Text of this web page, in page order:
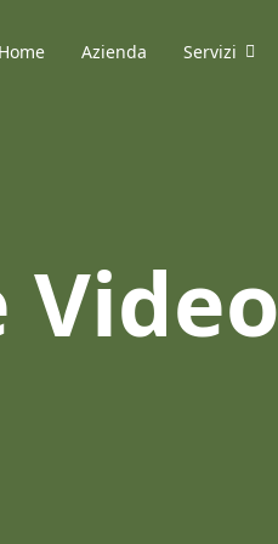
Home Azienda Servizi
Video